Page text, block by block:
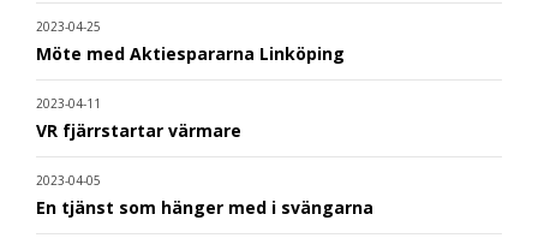
2023-04-25
Möte med Aktiespararna Linköping
2023-04-11
VR fjärrstartar värmare
2023-04-05
En tjänst som hänger med i svängarna